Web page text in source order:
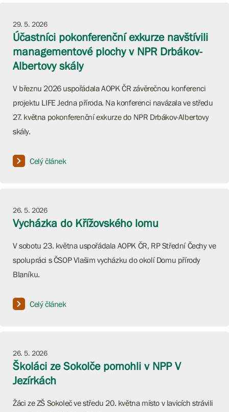
29. 5. 2026
Účastníci pokonferenční exkurze navštívili
managementové plochy v NPR Drbákov-
Albertovy skály
V březnu 2026 uspořádala AOPK ČR závěrečnou konferenci
projektu LIFE Jedna příroda. Na konferenci navázala ve středu
27. května pokonferenční exkurze do NPR Drbákov-Albertovy
skály.
Celý článek
26. 5. 2026
Vycházka do Křížovského lomu
V sobotu 23. května uspořádala AOPK ČR, RP Střední Čechy ve
spolupráci s ČSOP Vlašim vycházku do okolí Domu přírody
Blaníku.
Celý článek
26. 5. 2026
Školáci ze Sokolče pomohli v NPP V
Jezírkách
Žáci ze ZŠ Sokoleč ve středu 20. května místo v lavicích strávili